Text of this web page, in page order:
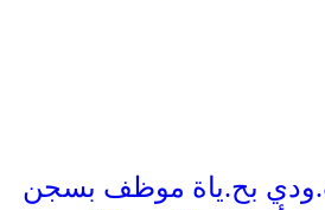
بح.ياة موظف بسجن